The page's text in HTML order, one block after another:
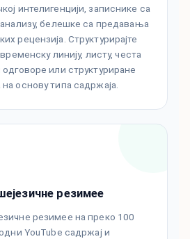
интелигенцији, записнике са
белешке са предавања
рецензија. Структурирајте
линију, листу, честа
или структуриране
основу типа садржаја.
резимее
резимее на преко 100
YouTube садржај и